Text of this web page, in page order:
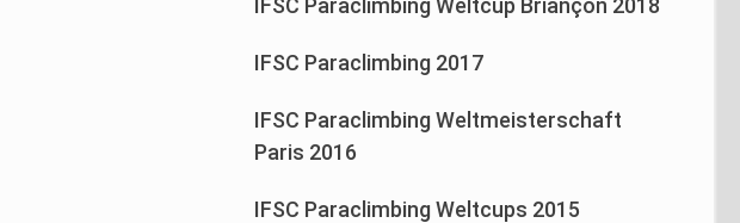
IFSC Paraclimbing 2017
IFSC Paraclimbing Weltmeisterschaft
Paris 2016
IFSC Paraclimbing Weltcups 2015